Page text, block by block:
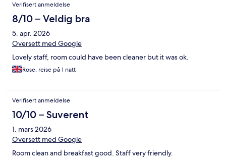
Verifisert anmeldelse
8/10 – Veldig bra
5. apr. 2026
Oversett med Google
Lovely staff, room could have been cleaner but it was ok.
Rose, reise på 1 natt
Verifisert anmeldelse
10/10 – Suverent
1. mars 2026
Oversett med Google
Room clean and breakfast good. Staff very friendly.